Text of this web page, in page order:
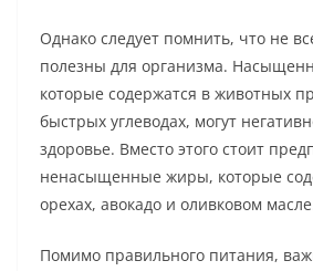
Однако следует помнить, что не
полезны для организма.
которые содержатся в животных
быстрых углеводах, могут
здоровье. Вместо этого стоит
ненасыщенные жиры, которые
орехах, авокадо и оливковом
Помимо правильного питания,